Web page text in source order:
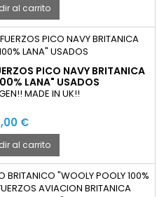
al carrito
PICO NAVY BRITANICA
LANA" USADOS
MADE IN UK!!
€
al carrito